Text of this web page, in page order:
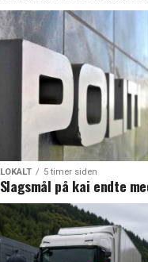
LOKALT 5 timer siden
Slagsmål på kai endte